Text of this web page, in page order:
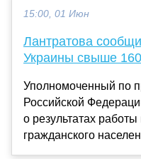
15:00, 01 Июн
Лантратова
Украины свыше
Уполномоченный по
Российской
о результатах
гражданского